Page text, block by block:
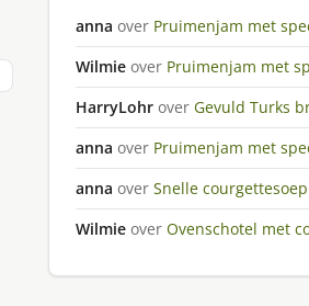
anna over Pruimenjam met
Wilmie over Pruimenjam met
HarryLohr over Gevuld Turks
anna over Pruimenjam met
anna over Snelle
Wilmie over Ovenschotel met